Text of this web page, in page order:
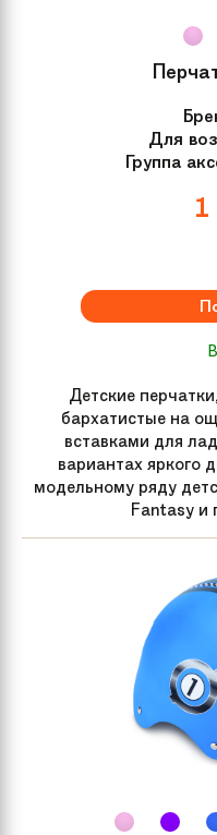
Для
Группа
Детские
бархатистые на
вставками для
вариантах яркого
модельному ряду
Fantasy и